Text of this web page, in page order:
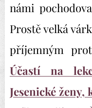
námi
Prostě velká
příjemným
Účastí na
Jesenické ženy,